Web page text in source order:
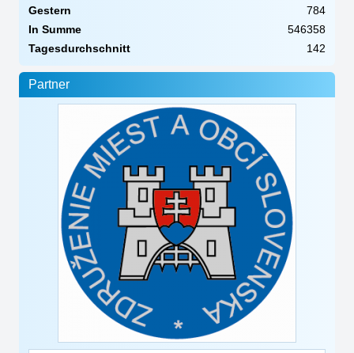
Gestern
784
In Summe
546358
Tagesdurchschnitt
142
Partner